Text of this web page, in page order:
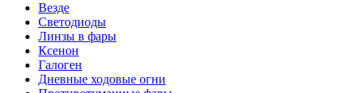
Везде
Светодиоды
Линзы в фары
Ксенон
Галоген
Дневные ходовые огни